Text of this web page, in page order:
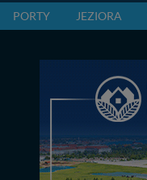
PORTY JEZIORA